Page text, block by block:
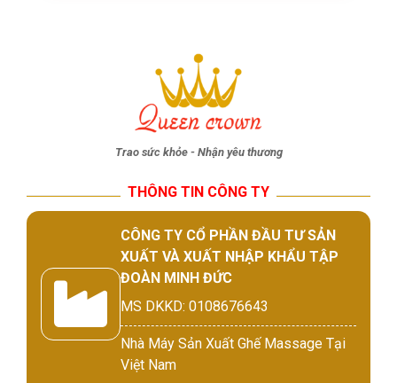
Trao sức khỏe - Nhận yêu thương
THÔNG TIN CÔNG TY
CÔNG TY CỔ PHẦN ĐẦU TƯ SẢN
XUẤT VÀ XUẤT NHẬP KHẨU TẬP
ĐOÀN MINH ĐỨC
MS DKKD: 0108676643
Nhà Máy Sản Xuất Ghế Massage Tại
Việt Nam